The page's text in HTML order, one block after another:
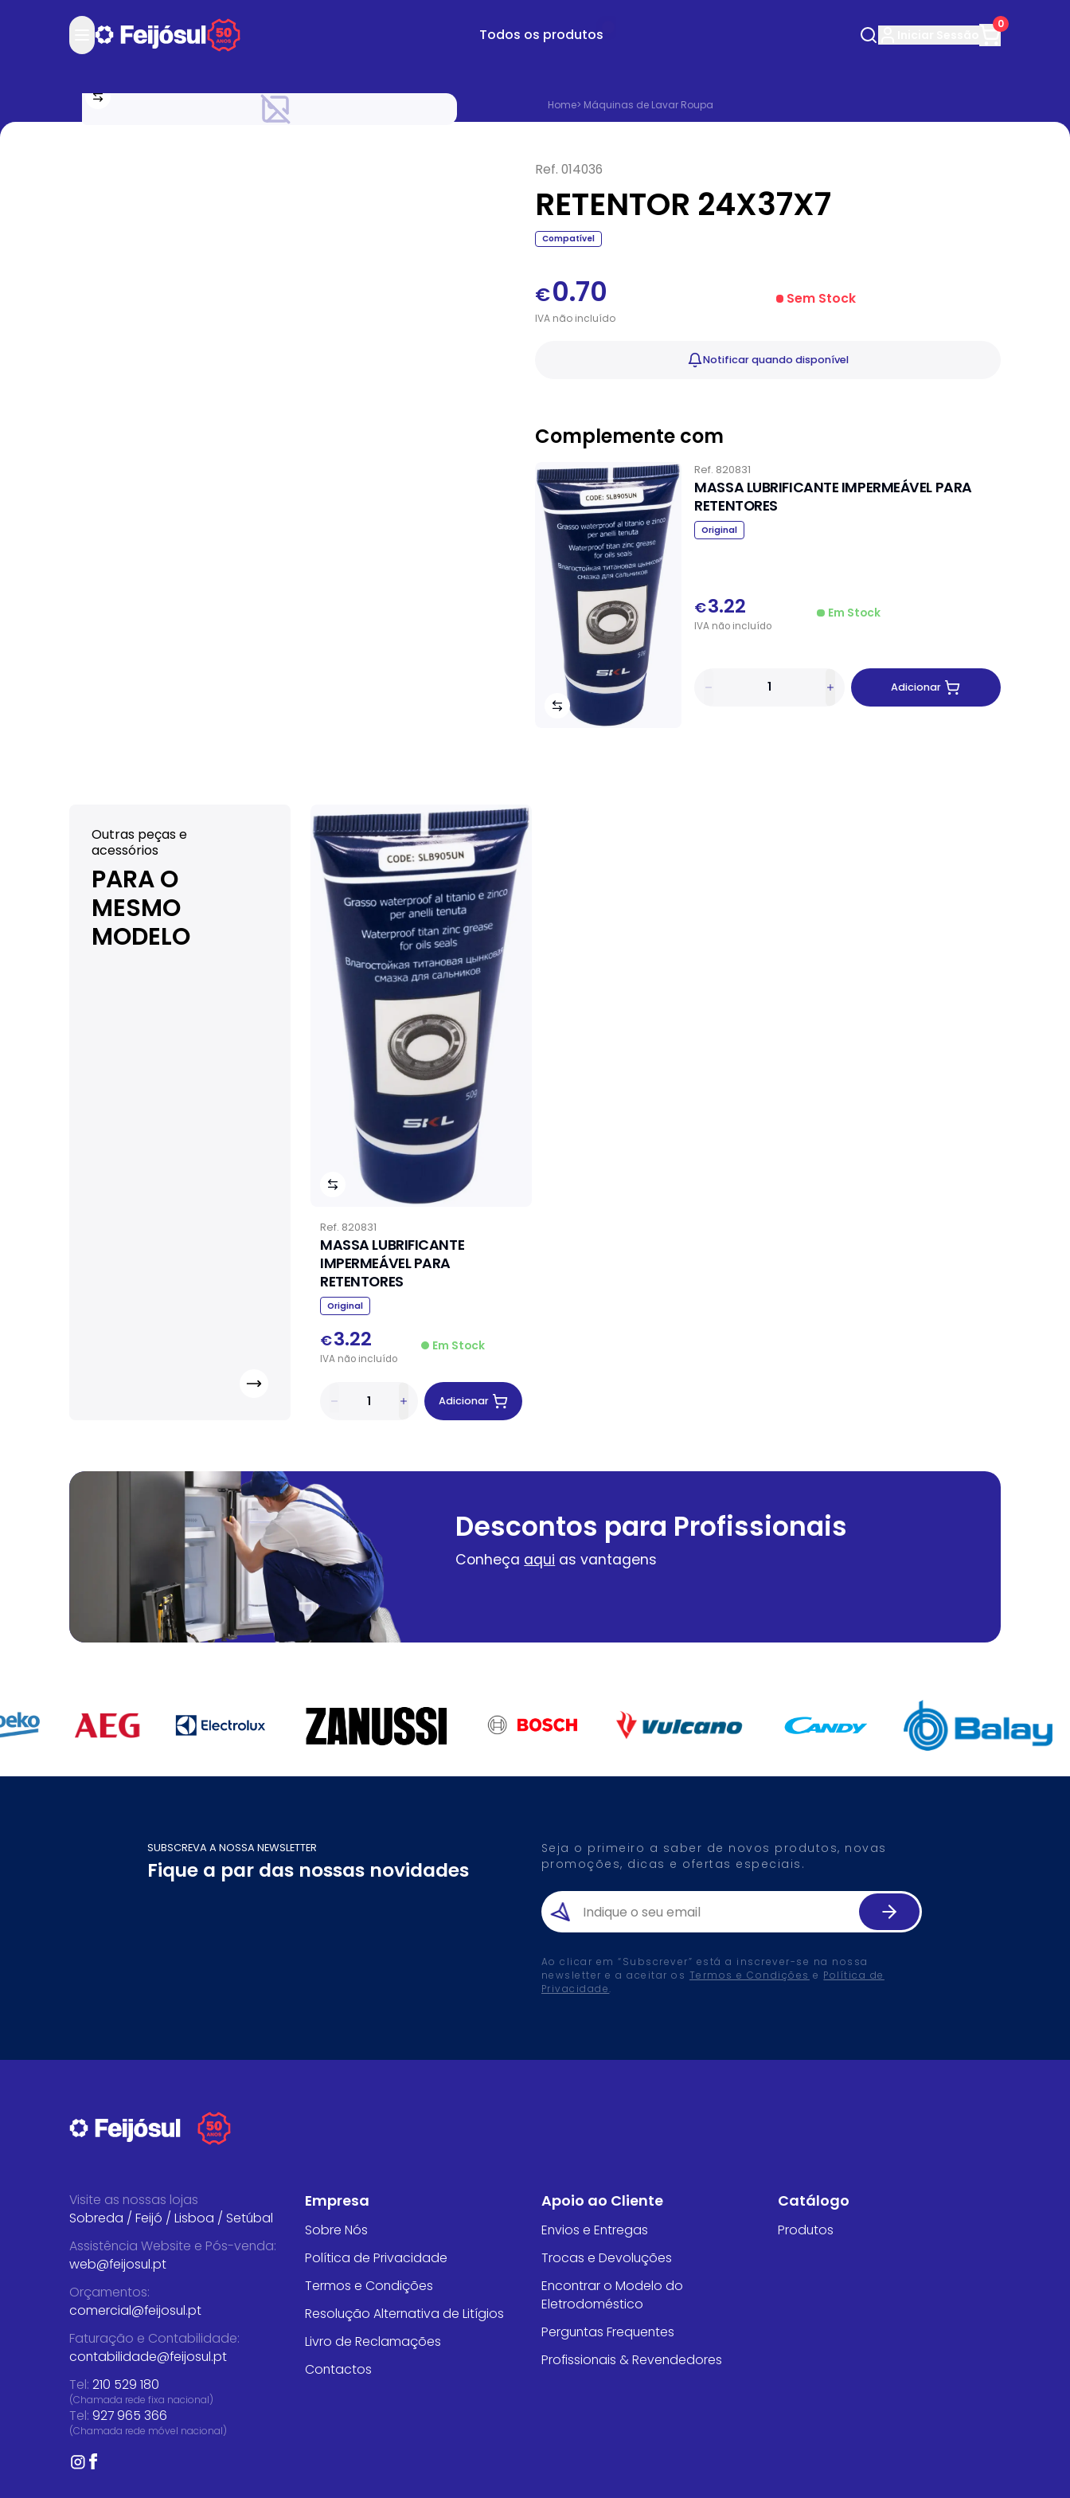
Todos os produtos
0
Home> Máquinas de Lavar Roupa
Ref. 014036
RETENTOR 24X37X7
Compatível
€0.70
IVAnãoincluído
Sem Stock
Notificarquando disponível
Complemente com
Ref. 820831
MASSA LUBRIFICANTE IMPERMEÁVEL PARA
RETENTORES
Original
€3.22
IVA não incluído
Em Stock
Adicionar
Outras peças e
acessórios
PARA O
MESMO
MODELO
Ref. 820831
MASSA LUBRIFICANTE
IMPERMEÁVEL PARA
RETENTORES
Original
€3.22
IVA não incluído
Em Stock
Adicionar
Descontos para Profissionais
Conheça aqui as vantagens
SUBSCREVA A NOSSA NEWSLETTER
Fique a par das nossas novidades
Seja o primeiro a saber de novos produtos, novas
promoções, dicas e ofertas especiais.
Ao clicar em “Subscrever” está a inscrever-se na nossa
newsletter e a aceitar os Termos e Condições e Política de
Privacidade.
Visite as nossas lojas
Sobreda / Feijó / Lisboa / Setúbal
Assistência Website e Pós-venda:
web@feijosul.pt
Orçamentos:
comercial@feijosul.pt
Faturação e Contabilidade:
contabilidade@feijosul.pt
Tel: 210 529 180
(Chamada rede fixa nacional)
Tel: 927 965 366
(Chamada rede móvel nacional)
Empresa
Sobre Nós
Política de Privacidade
Termos e Condições
Resolução Alternativa de Litígios
Livro de Reclamações
Contactos
Apoio ao Cliente
Envios e Entregas
Trocas e Devoluções
Encontrar o Modelo do
Eletrodoméstico
Perguntas Frequentes
Profissionais & Revendedores
Catálogo
Produtos